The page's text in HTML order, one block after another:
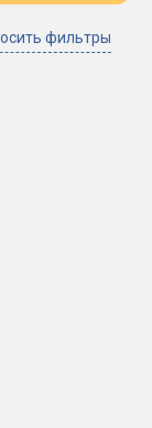
фильтры